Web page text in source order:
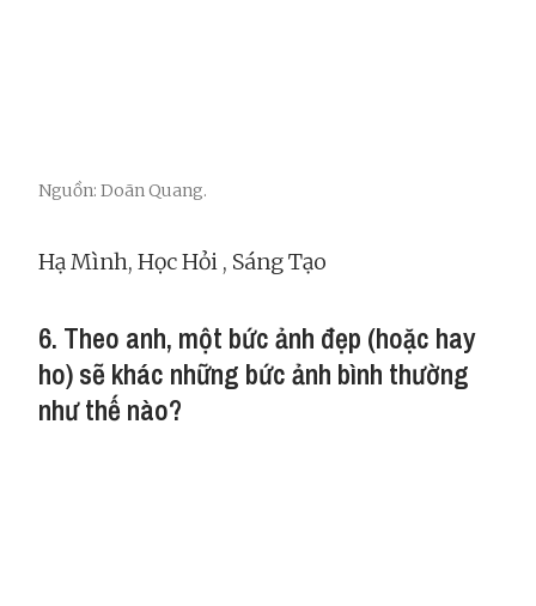
Nguồn: Doãn Quang.
Hạ Mình, Học Hỏi , Sáng Tạo
6. Theo anh, một bức ảnh đẹp (hoặc hay
ho) sẽ khác những bức ảnh bình thường
như thế nào?